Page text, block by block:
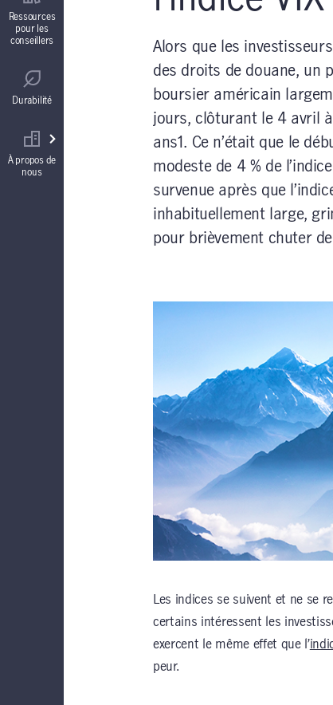
Contrats de fonds distincts
Comptes à intérêt garanti (CIG)
Ressources
pour les
conseillers
Réglementation
Votre équipe commerciale
Durabilité
À propos de
nous
Alors que les
des droits de douane, un
boursier américain
jours, clôturant le 4 avril
ans1. Ce n’était que le
modeste de 4 % de
survenue après que
inhabituellement large,
pour brièvement chuter
Les indices se suivent et ne se
certains intéressent les
exercent le même effet que l’
peur.